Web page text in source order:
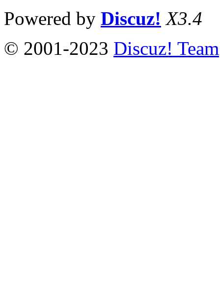
Powered by Discuz! X3.4
© 2001-2023 Discuz! Team